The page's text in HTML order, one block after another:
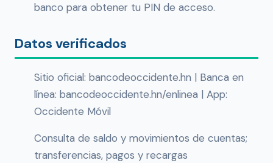
banco para obtener tu PIN de acceso.
Datos verificados
Sitio oficial: bancodeoccidente.hn | Banca en
línea: bancodeoccidente.hn/enlinea | App:
Occidente Móvil
Consulta de saldo y movimientos de cuentas;
transferencias, pagos y recargas